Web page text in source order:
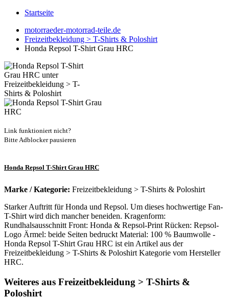
Startseite
motorraeder-motorrad-teile.de
Freizeitbekleidung > T-Shirts & Poloshirt
Honda Repsol T-Shirt Grau HRC
Link funktioniert nicht?
Bitte Adblocker pausieren
Honda Repsol T-Shirt Grau HRC
Marke / Kategorie: Freizeitbekleidung > T-Shirts & Poloshirt
Starker Auftritt für Honda und Repsol. Um dieses hochwertige Fan-
T-Shirt wird dich mancher beneiden. Kragenform:
Rundhalsausschnitt Front: Honda & Repsol-Print Rücken: Repsol-
Logo Ärmel: beide Seiten bedruckt Material: 100 % Baumwolle -
Honda Repsol T-Shirt Grau HRC ist ein Artikel aus der
Freizeitbekleidung > T-Shirts & Poloshirt Kategorie vom Hersteller
HRC.
Weiteres aus Freizeitbekleidung > T-Shirts &
Poloshirt